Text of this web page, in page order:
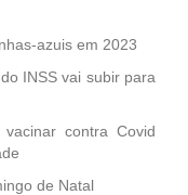
azuis em 2023
INSS vai subir para
contra Covid
de Natal